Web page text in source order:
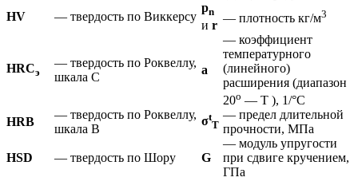
HV
— твердость по Виккерсу
pn
и r
— плотность кг/м3
HRCэ
— твердость по Роквеллу,
шкала С
а
— коэффициент
температурного
(линейного)
расширения (диапазон
20o — T ), 1/°С
HRB
— твердость по Роквеллу,
шкала В
σt
Т
— предел длительной
прочности, МПа
HSD — твердость по Шору G
— модуль упругости
при сдвиге кручением,
ГПа